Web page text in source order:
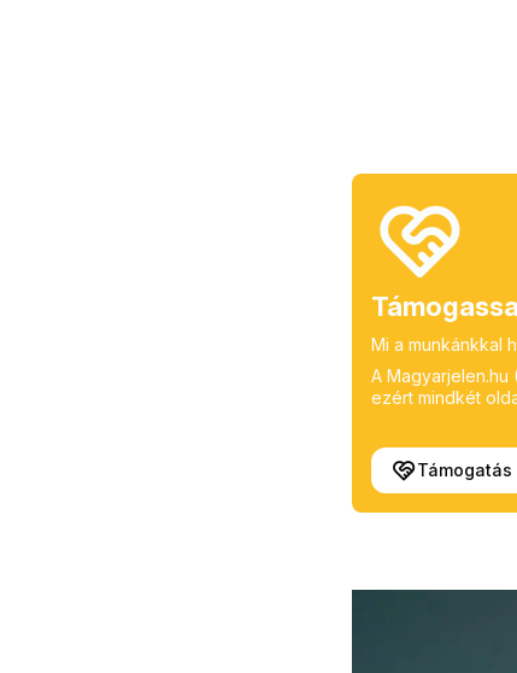
Mi a munkánkkal
A Magyarjelen.hu
ezért mindkét
Támogatás